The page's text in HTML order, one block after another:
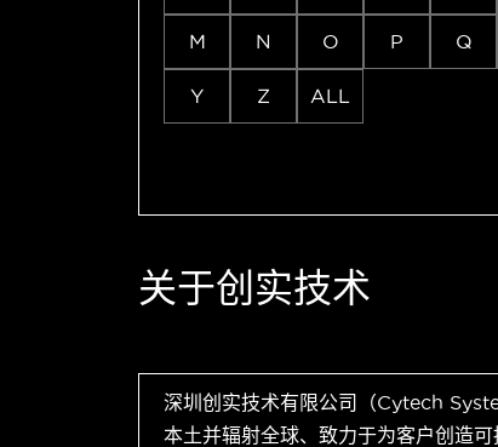
M N O P Q
Y Z ALL
关于创实技术
深圳创实技术有限公司（Cytech
本土并辐射全球、致力于为客户创造